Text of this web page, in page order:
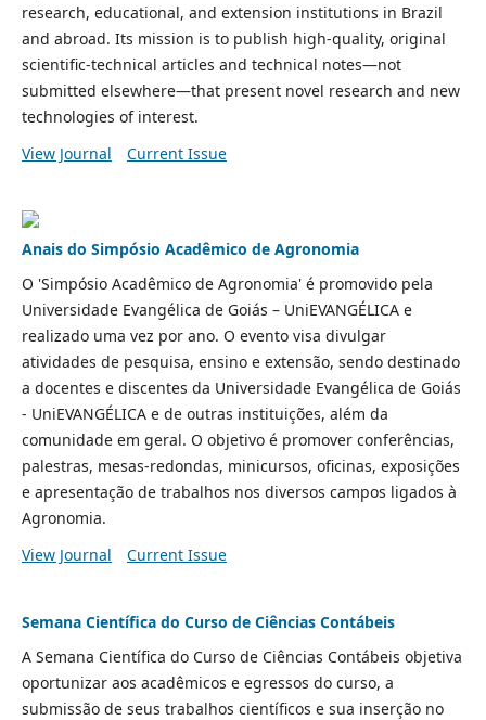
research, educational, and extension institutions in Brazil
and abroad. Its mission is to publish high-quality, original
scientific-technical articles and technical notes—not
submitted elsewhere—that present novel research and new
technologies of interest.
View Journal
Current Issue
Anais do Simpósio Acadêmico de Agronomia
O 'Simpósio Acadêmico de Agronomia' é promovido pela
Universidade Evangélica de Goiás – UniEVANGÉLICA e
realizado uma vez por ano. O evento visa divulgar
atividades de pesquisa, ensino e extensão, sendo destinado
a docentes e discentes da Universidade Evangélica de Goiás
- UniEVANGÉLICA e de outras instituições, além da
comunidade em geral. O objetivo é promover conferências,
palestras, mesas-redondas, minicursos, oficinas, exposições
e apresentação de trabalhos nos diversos campos ligados à
Agronomia.
View Journal
Current Issue
Semana Científica do Curso de Ciências Contábeis
A Semana Científica do Curso de Ciências Contábeis objetiva
oportunizar aos acadêmicos e egressos do curso, a
submissão de seus trabalhos científicos e sua inserção no